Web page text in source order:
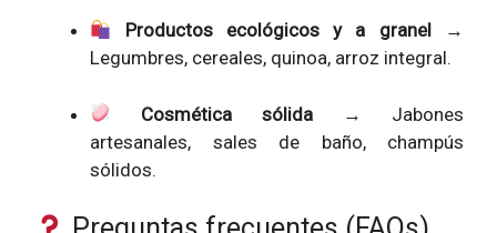
Productos ecológicos y a granel →
Legumbres, cereales, quinoa, arroz integral.
Cosmética sólida → Jabones
artesanales, sales de baño, champús
sólidos.